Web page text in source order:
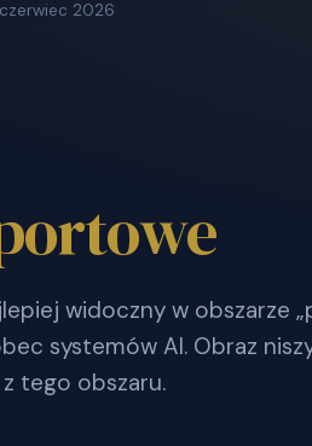
2026
widoczny w obszarze
systemów AI. Obraz
tego obszaru.